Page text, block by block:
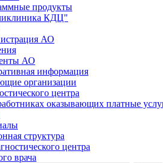
продукты
КДЦ"
АО
АО
информация
организации
центра
оказывающих платные
структура
центра
врача